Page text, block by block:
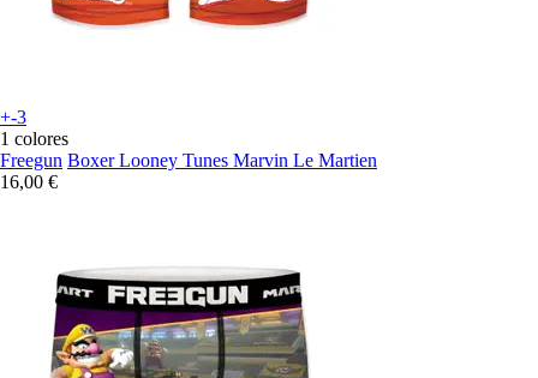
+-3
1 colores
Freegun Boxer Looney Tunes Marvin Le Martien
16,00 €